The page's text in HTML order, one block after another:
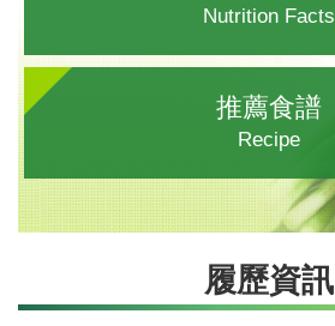
Nutrition Facts
推薦食譜
Recipe
履歷資訊